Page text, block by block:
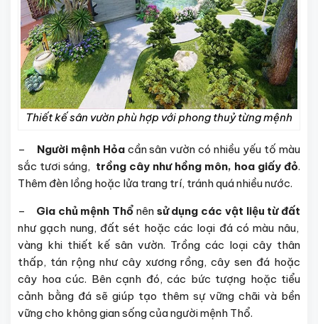
Thiết kế sân vườn phù hợp với phong thuỷ từng mệnh
– Người mệnh Hỏacần sân vườn có nhiều yếu tố màu
sắc tươi sáng, trồng cây như hồng môn, hoa giấy đỏ.
Thêm đèn lồng hoặc lửa trang trí, tránh quá nhiều nước.
– Gia chủ mệnh Thổ nên sử dụng các vật liệu từ đất
như gạch nung, đất sét hoặc các loại đá có màu nâu,
vàng khi thiết kế sân vườn. Trồng các loại cây thân
thấp, tán rộng như cây xương rồng, cây sen đá hoặc
cây hoa cúc. Bên cạnh đó, các bức tượng hoặc tiểu
cảnh bằng đá sẽ giúp tạo thêm sự vững chãi và bền
vững cho không gian sống của người mệnh Thổ.